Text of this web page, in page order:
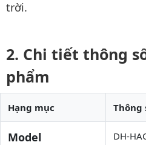
trời.
Chi tiết thông
phẩm
Hạng mục Thông
Model DH-